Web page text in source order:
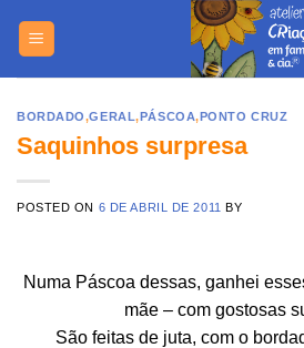
BORDADO,GERAL,PÁSCOA,PONTO CRUZ
Saquinhos surpresa
POSTED ON 6 DE ABRIL DE 2011 BY
Numa Páscoa dessas, ganhei
mãe – com gostosas
São feitas de juta, com o